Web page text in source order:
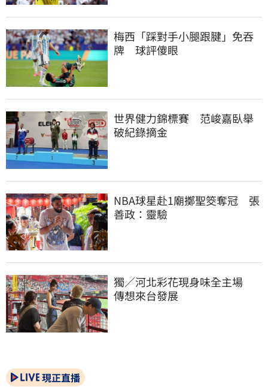
梅西「踩對手小腿跟腱」免吞
牌　球評傻眼
世界健力錦標賽　范峻嘉臥舉
破紀錄摘金
NBA球星赴1廟擲聖筊奪冠　張
善政：靈驗
獨／河北彩花現身味全主場
傳想來台發展
現正直播